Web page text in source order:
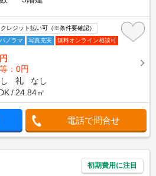
レジット払い可（※条件要確認）
パノラマ 写真充実 無料オンライン相談可
：0円
礼
なし
24.84㎡
電話で問合せ
初期費用に注目